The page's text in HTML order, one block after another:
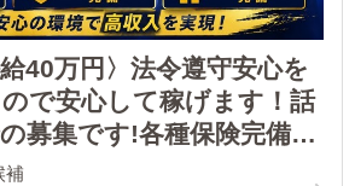
40万円〉法令遵守安心を
で安心して稼げます！話
募集です!各種保険完備、
る環境が整っています！
補